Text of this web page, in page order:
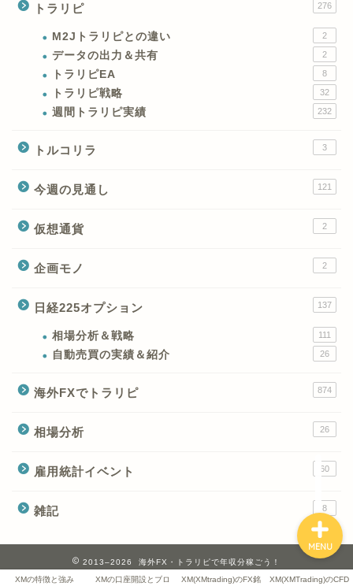
トラリピ 276
M2Jトラリピとの違い 2
データの出力＆共有 2
トラリピEA 8
トラリピ戦略 32
週間トラリピ実績 232
トルコリラ 3
今週の見通し 121
仮想通貨 2
企画モノ 2
日経225オプション 137
相場分析＆戦略 111
自動売買の実績＆紹介 26
海外FXでトラリピ 874
相場分析 26
雇用統計イベント 60
雑記 8
2013–2026 海外FX・トラリピで年収分稼ごう！
XMの特徴と強み
XMの口座開設とブロ XM(XMtrading)のFX銘 XM(XMTrading)のCFD
MENU